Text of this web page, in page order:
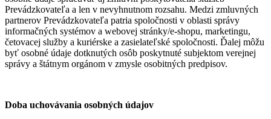
Prevádzkovateľa a len v nevyhnutnom rozsahu. Medzi zmluvných
partnerov Prevádzkovateľa patria spoločnosti v oblasti správy
informačných systémov a webovej stránky/e-shopu, marketingu,
četovacej služby a kuriérske a zasielateľské spoločnosti. Ďalej môžu
byť osobné údaje dotknutých osôb poskytnuté subjektom verejnej
správy a štátnym orgánom v zmysle osobitných predpisov.
Doba uchovávania osobných údajov